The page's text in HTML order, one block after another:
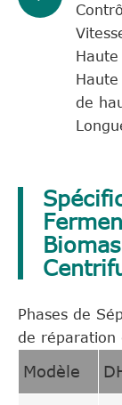
de
Phases de
de réparation
Modèle